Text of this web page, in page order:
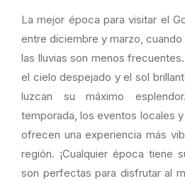
La mejor época para visitar el
entre diciembre y marzo,
las lluvias son menos
el cielo despejado y el sol
luzcan su máximo
temporada, los eventos locales
ofrecen una experiencia más
región. ¡Cualquier época tiene
son perfectas para disfrutar al